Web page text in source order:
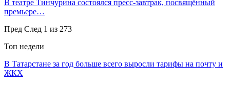
В театре Тинчурина состоялся пресс-завтрак, посвящённый
премьере…
Пред След 1 из 273
Топ недели
В Татарстане за год больше всего выросли тарифы на почту и
ЖКХ